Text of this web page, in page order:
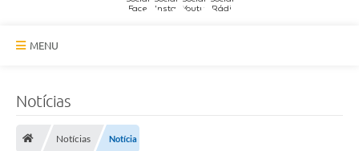
MENU
Serviços Online
Notícias
Notícias Notícia